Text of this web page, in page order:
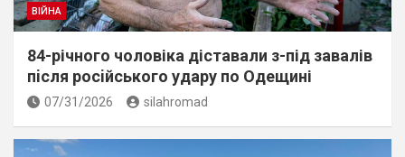
ВІЙНА
84-річного чоловіка діставали з-під завалів
пiсля росiйського удару по Одещині
07/31/2026 silahromad